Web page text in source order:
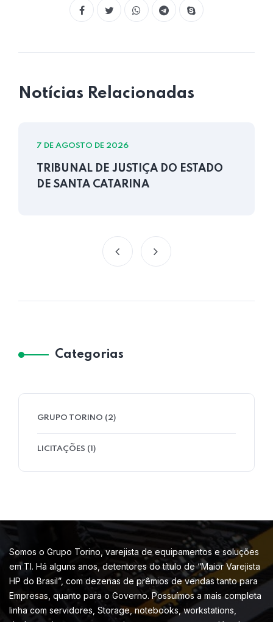
Notícias Relacionadas
7 DE AGOSTO DE 2026
TRIBUNAL DE JUSTIÇA DO ESTADO
DE SANTA CATARINA
Categorias
GRUPO TORINO (2)
LICITAÇÕES (1)
Somos o Grupo Torino, varejista de equipamentos e soluções
em TI. Há alguns anos, detentores do título de “Maior Varejista
HP do Brasil”, com dezenas de prêmios de vendas tanto para
Empresas, quanto para o Governo. Possuímos a mais completa
linha com servidores, Storage, notebooks, workstations,